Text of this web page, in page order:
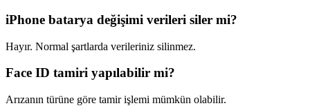
iPhone batarya değişimi verileri siler mi?
Hayır. Normal şartlarda verileriniz silinmez.
Face ID tamiri yapılabilir mi?
Arızanın türüne göre tamir işlemi mümkün olabilir.